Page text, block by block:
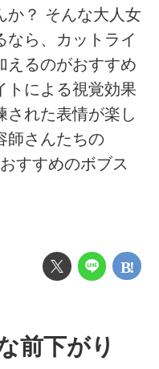
か？ そんな大人女
なら、カットライ
えるのがおすすめ
トによる視覚効果
された表情が楽し
師さんたちの
すすめのボブス
前下がり